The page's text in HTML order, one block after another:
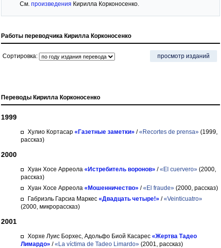
См. произведения Кирилла Корконосенко.
Работы переводчика Кирилла Корконосенко
Сортировка: просмотр изданий
Переводы Кирилла Корконосенко
1999
Хулио Кортасар «Газетные заметки» /«Recortes de prensa» (1999,
рассказ)
2000
Хуан Хосе Арреола «Истребитель воронов» /«El cuervero» (2000,
рассказ)
Хуан Хосе Арреола «Мошенничество» /«El fraude» (2000, рассказ)
Габриэль Гарсиа Маркес «Двадцать четыре!» /«Veinticuatro»
(2000, микрорассказ)
2001
Хорхе Луис Борхес, Адольфо Биой Касарес «Жертва Тадео
Лимардо» /«La víctima de Tadeo Limardo» (2001, рассказ)